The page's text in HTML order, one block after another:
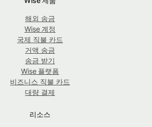
해외 송금
Wise 계정
국제 직불 카드
거액 송금
송금 받기
Wise 플랫폼
비즈니스 직불 카드
대량 결제
리소스